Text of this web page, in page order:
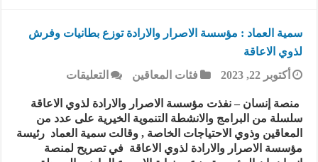
العام
الجاري
سمية العماد : مؤسسة الاصرار والارادة توزع بطانيات وفرش
لذوي الاعاقة
أكتوبر 22, 2023
فئات المعاقين التعليقات
العماد
:
مؤسسة
الاصرار
والارادة
منصة إنسان – نفذت مؤسسة الاصرار والارادة لذوي الاعاقة
سلسلة من البرامج والانشطة التنموية الخيرية على عدد من
المعاقين وذوي الاحتياجات الخاصة , وقالت سمية العماد رئيسة
مؤسسة الاصرار والارادة لذوي الاعاقة في تصريح لمنصة